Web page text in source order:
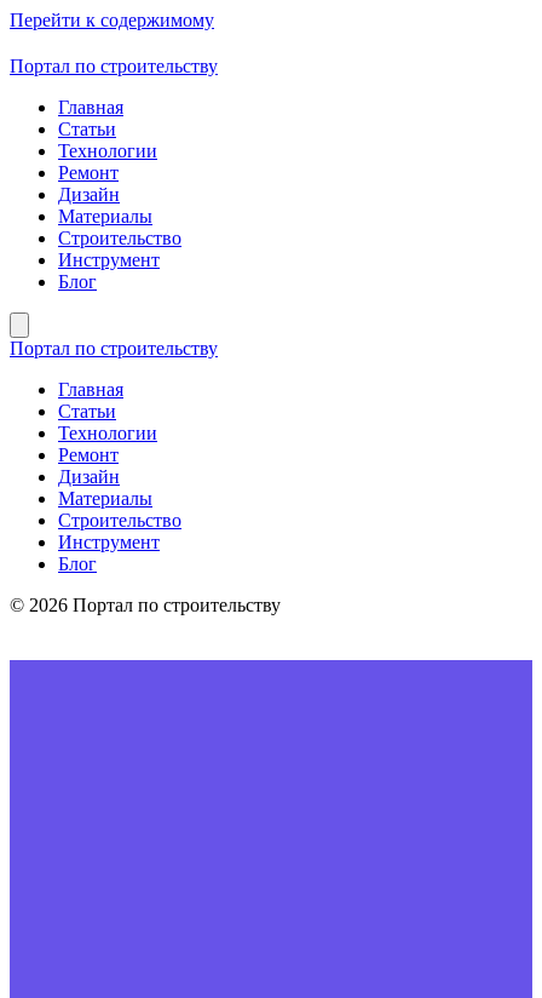
Перейти к содержимому
Портал по строительству
Главная
Статьи
Технологии
Ремонт
Дизайн
Материалы
Строительство
Инструмент
Блог
Портал по строительству
Главная
Статьи
Технологии
Ремонт
Дизайн
Материалы
Строительство
Инструмент
Блог
© 2026 Портал по строительству